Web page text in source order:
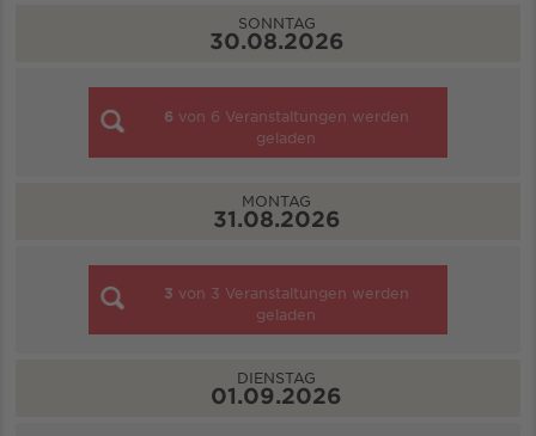
SONNTAG
30.08.2026
6 von 6 Veranstaltungen werden
geladen
MONTAG
31.08.2026
3 von 3 Veranstaltungen werden
geladen
DIENSTAG
01.09.2026